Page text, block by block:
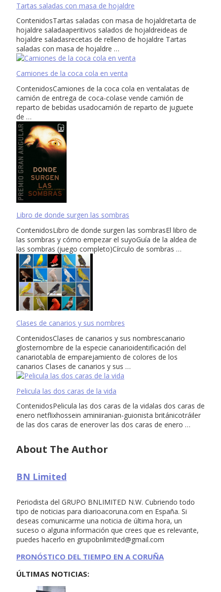
Tartas saladas con masa de hojaldre
ContenidosTartas saladas con masa de hojaldretarta de
hojaldre saladaaperitivos salados de hojaldreideas de
hojaldre saladasrecetas de relleno de hojaldre Tartas
saladas con masa de hojaldre …
Camiones de la coca cola en venta
ContenidosCamiones de la coca cola en ventalatas de
camión de entrega de coca-colase vende camión de
reparto de bebidas usadocamión de reparto de juguete
de …
Libro de donde surgen las sombras
ContenidosLibro de donde surgen las sombrasEl libro de
las sombras y cómo empezar el suyoGuía de la aldea de
las sombras (juego completo)Círculo de sombras …
Clases de canarios y sus nombres
ContenidosClases de canarios y sus nombrescanario
glosternombre de la especie canarioidentificación del
canariotabla de emparejamiento de colores de los
canarios Clases de canarios y sus …
Pelicula las dos caras de la vida
ContenidosPelicula las dos caras de la vidalas dos caras de
enero netflixhossein aminiiranian-guionista británicotráiler
de las dos caras de enerover las dos caras de enero …
About The Author
BN Limited
Periodista del GRUPO BNLIMITED N.W. Cubriendo todo
tipo de noticias para diarioacoruna.com en España. Si
deseas comunicarme una noticia de última hora, un
suceso o alguna información que crees que es relevante,
puedes hacerlo en grupobnlimited@gmail.com
PRONÓSTICO DEL TIEMPO EN A CORUÑA
ÚLTIMAS NOTICIAS: